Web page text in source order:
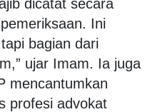
dicatat secara
Ini
bagian dari
ujar Imam. Ia juga
mencantumkan
profesi advokat